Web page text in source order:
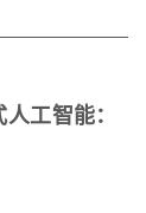
工智能：